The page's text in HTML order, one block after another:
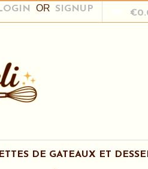
OR SIGNUP €
DE GATEAUX ET